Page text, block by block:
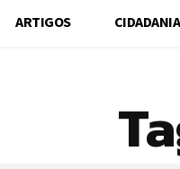
ARTIGOS